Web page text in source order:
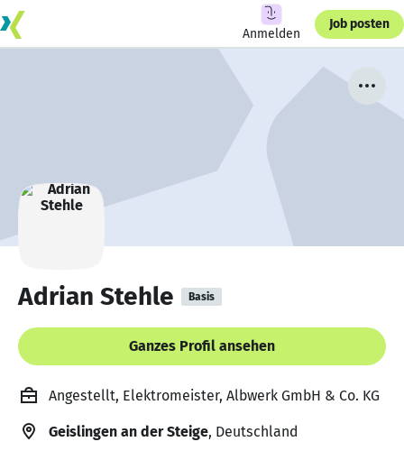
Anmelden
Job posten
Adrian Stehle Basis
Ganzes Profil ansehen
Angestellt, Elektromeister, Albwerk GmbH & Co. KG
Geislingen an der Steige, Deutschland